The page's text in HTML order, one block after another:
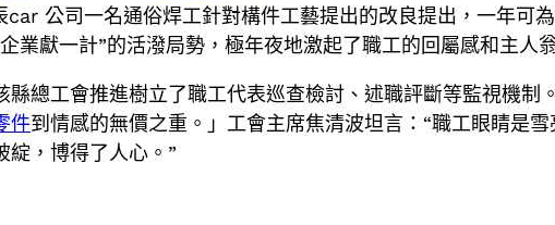
car 公司一名通俗焊工針對構件工藝提出的改良提出，一年可
業獻一計”的活潑局勢，極年夜地激起了職工的回屬感和主人
總工會推進樹立了職工代表巡查檢討、述職評斷等監視機制
件到情感的無價之重。」工會主席焦清波坦言：“職工眼睛是
綻，博得了人心。”